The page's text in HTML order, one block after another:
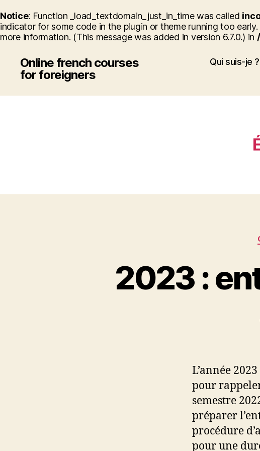
Notice: Function _load_textdomain_just_in_time was called
indicator for some code in the plugin or theme running too
more information. (This message was added in version 6.7.0.) in
Online french courses
for foreigners
Qui suis-je ?
2023 :
L’année
pour
semestre
préparer
procédure
pour une